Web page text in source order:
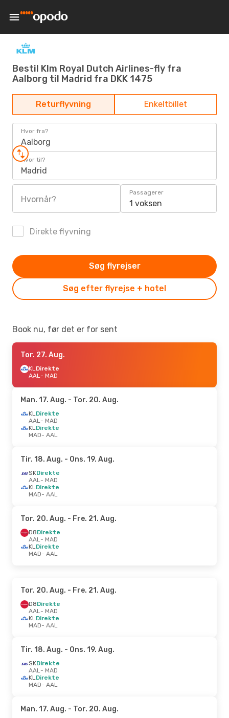
Bestil Klm Royal Dutch Airlines-fly fra
Aalborg til Madrid fra DKK 1475
Returflyvning Enkeltbillet
Hvor fra?
Aalborg
Hvor til?
Madrid
Hvornår?
Passagerer
1 voksen
Direkte flyvning
Søg efter flyrejse + hotel
Søg flyrejser
Book nu, før det er for sent
Tor. 27. Aug.
KLDirekte
AAL- MAD
Man. 17. Aug. - Tor. 20. Aug.
KLDirekte
AAL- MAD
KLDirekte
MAD- AAL
Tir. 18. Aug. - Ons. 19. Aug.
SKDirekte
AAL- MAD
KLDirekte
MAD- AAL
Tor. 20. Aug. - Fre. 21. Aug.
D8Direkte
AAL- MAD
KLDirekte
MAD- AAL
Tor. 20. Aug. - Fre. 21. Aug.
D8Direkte
AAL- MAD
KLDirekte
MAD- AAL
Tir. 18. Aug. - Ons. 19. Aug.
SKDirekte
AAL- MAD
KLDirekte
MAD- AAL
Man. 17. Aug. - Tor. 20. Aug.